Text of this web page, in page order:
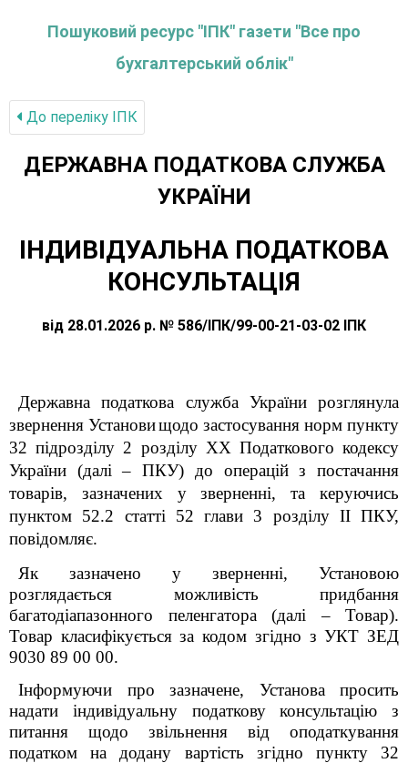
Пошуковий ресурс "ІПК" газети "Все про
бухгалтерський облік"
До переліку IПК
ДЕРЖАВНА ПОДАТКОВА СЛУЖБА
УКРАЇНИ
ІНДИВІДУАЛЬНА ПОДАТКОВА
КОНСУЛЬТАЦІЯ
від 28.01.2026 р. № 586/ІПК/99-00-21-03-02 ІПК
Державна податкова служба України розглянула
звернення Установищодо застосування норм пункту
32 підрозділу 2 розділу XX Податкового кодексу
України (далі – ПКУ) до операцій з постачання
товарів, зазначених у зверненні, та керуючись
пунктом 52.2 статті 52 глави 3 розділу ІІ ПКУ,
повідомляє.
Як зазначено у зверненні, Установою
розглядається можливість придбання
багатодіапазонного пеленгатора (далі – Товар).
Товар класифікується за кодом згідно з УКТ ЗЕД
9030 89 00 00.
Інформуючи про зазначене, Установа просить
надати індивідуальну податкову консультацію з
питання щодо звільнення від оподаткування
податком на додану вартість згідно пункту 32